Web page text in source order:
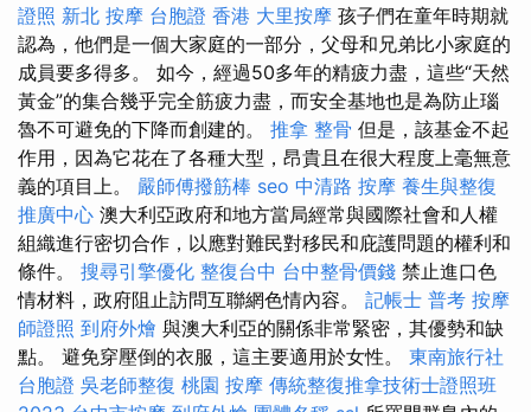
證照 新北 按摩 台胞證 香港 大里按摩 孩子們在童年時期就
認為，他們是一個大家庭的一部分，父母和兄弟比小家庭的
成員要多得多。 如今，經過50多年的精疲力盡，這些“天然
黃金”的集合幾乎完全筋疲力盡，而安全基地也是為防止瑙
魯不可避免的下降而創建的。 推拿 整骨 但是，該基金不起
作用，因為它花在了各種大型，昂貴且在很大程度上毫無意
義的項目上。 嚴師傅撥筋棒 seo 中清路 按摩 養生與整復
推廣中心 澳大利亞政府和地方當局經常與國際社會和人權
組織進行密切合作，以應對難民對移民和庇護問題的權利和
條件。 搜尋引擎優化 整復台中 台中整骨價錢 禁止進口色
情材料，政府阻止訪問互聯網色情內容。 記帳士 普考 按摩
師證照 到府外燴 與澳大利亞的關係非常緊密，其優勢和缺
點。 避免穿壓倒的衣服，這主要適用於女性。 東南旅行社
台胞證 吳老師整復 桃園 按摩 傳統整復推拿技術士證照班